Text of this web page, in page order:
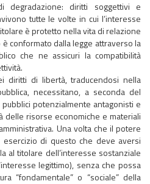
degradazione: diritti soggettivi e
tutte le volte in cui l’interesse
è protetto nella vita di relazione
conformato dalla legge attraverso la
che ne assicuri la compatibilità
diritti di libertà, traducendosi nella
necessitano, a seconda del
potenzialmente antagonisti e
delle risorse economiche e materiali
Una volta che il potere
di questo che deve aversi
al titolare dell’interesse sostanziale
legittimo), senza che possa
“fondamentale” o “sociale” della